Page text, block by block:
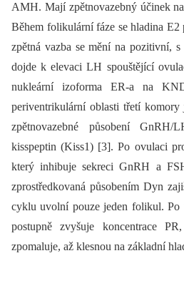
AMH. Mají zpětnovazebný účinek
Během folikulární fáze se hladina E2
zpětná vazba se mění na pozitivní,
dojde k elevaci LH spouštějící
nukleární izoforma ER-a na
periventrikulární oblasti třetí
zpětnovazebné působení
kisspeptin (Kiss1) [3]. Po ovulaci
který inhibuje sekreci GnRH a
zprostředkovaná působením Dyn
cyklu uvolní pouze jeden folikul. Po
postupně zvyšuje koncentrace
zpomaluje, až klesnou na základní